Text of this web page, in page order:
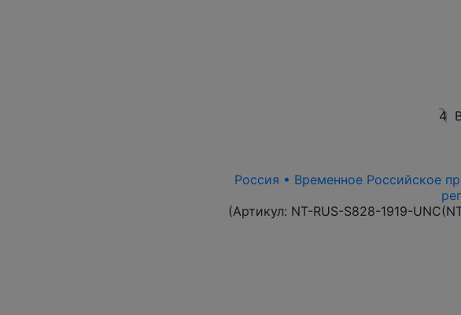
4
Россия • Временное Российское
(Артикул: NT-RUS-S828-1919-